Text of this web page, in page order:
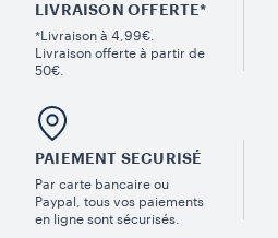
LIVRAISON OFFERTE*
*Livraison à 4,99€.
Livraison offerte à partir de
50€.
PAIEMENT SECURISÉ
Par carte bancaire ou
Paypal, tous vos paiements
en ligne sont sécurisés.